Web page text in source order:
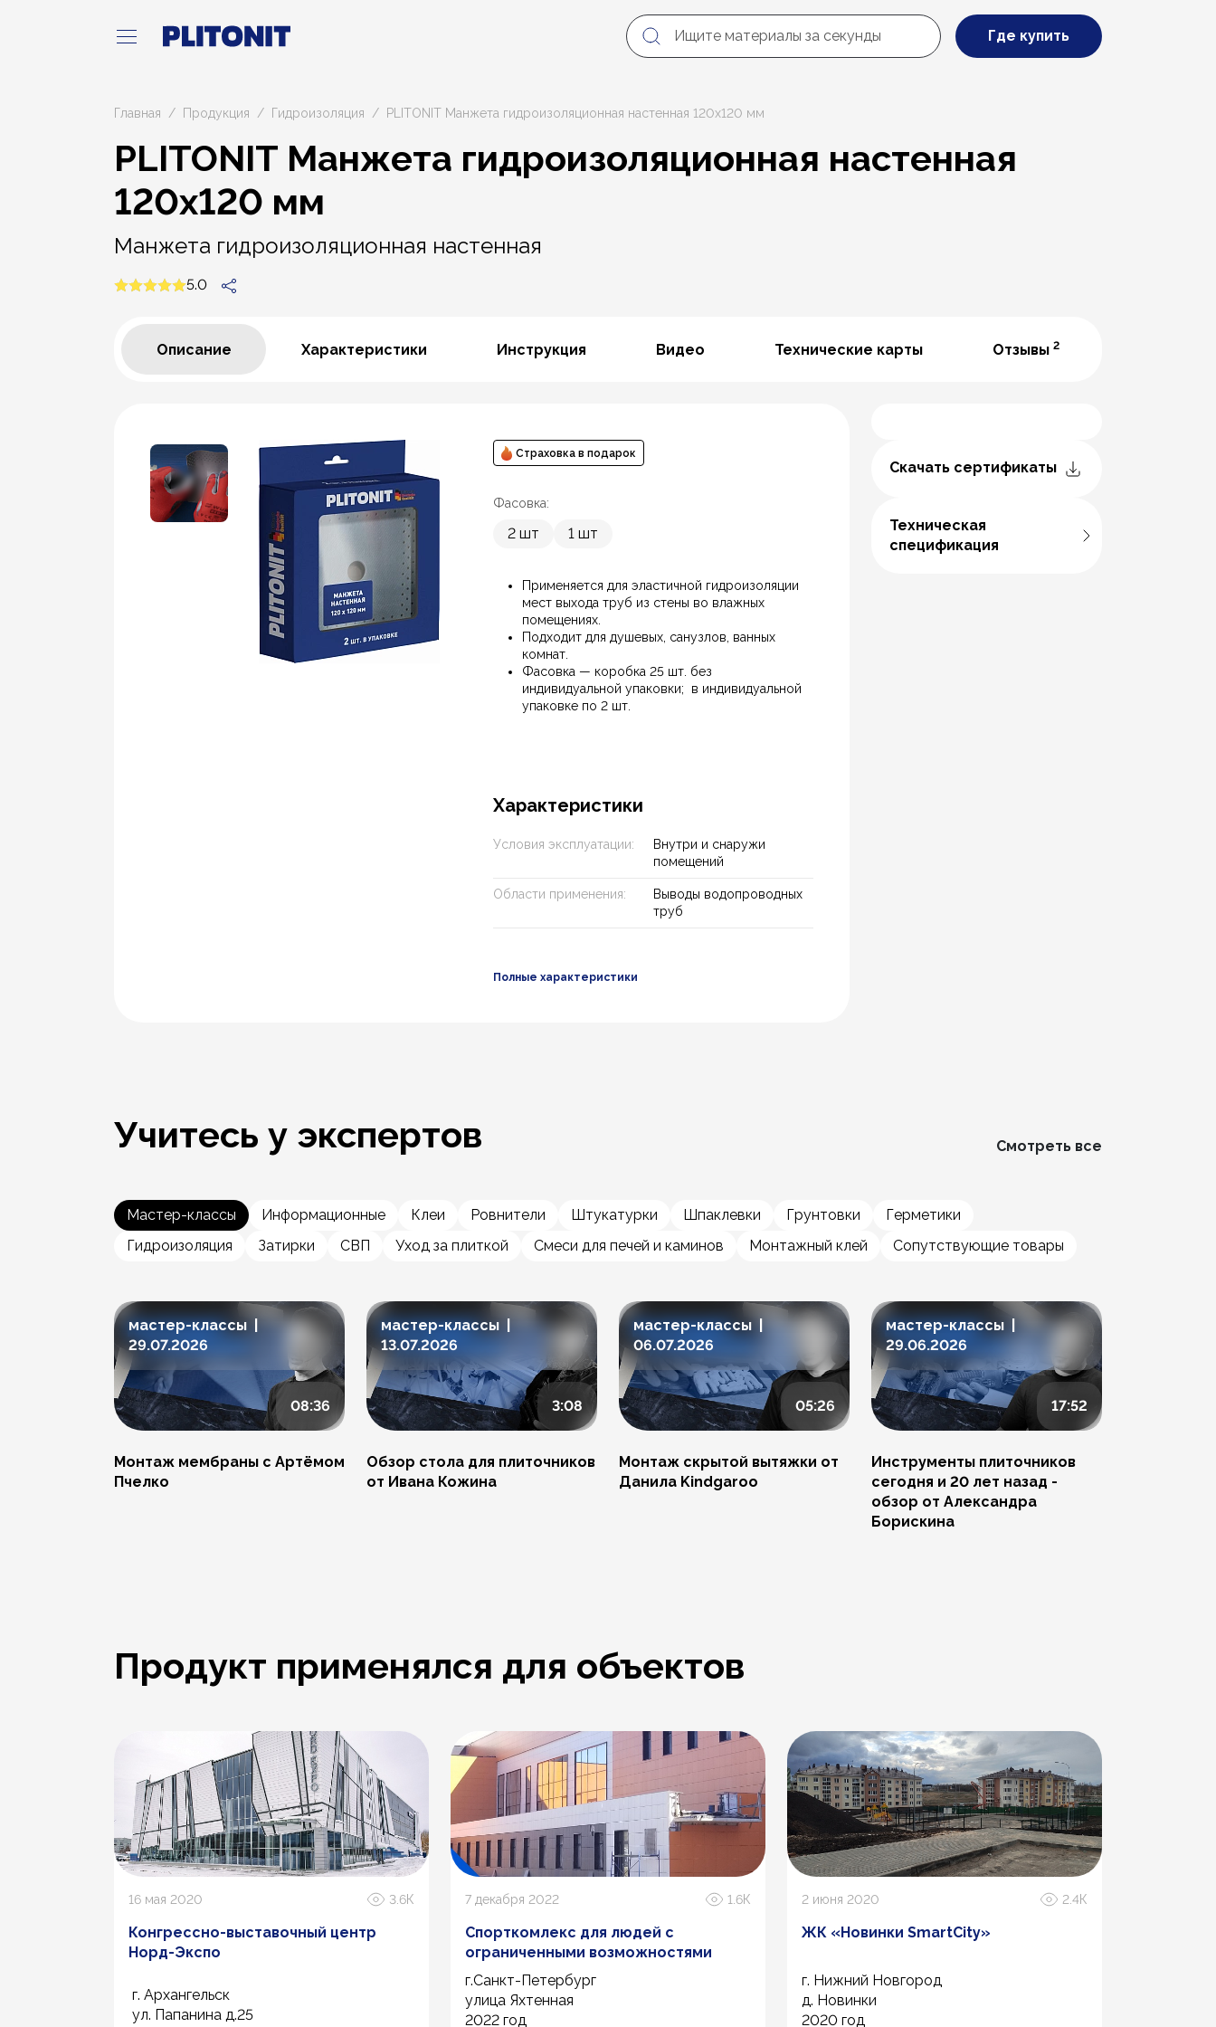
Где купить
Главная Продукция Гидроизоляция PLITONIT Манжета гидроизоляционная настенная 120х120 мм
PLITONIT Манжета гидроизоляционная настенная
120х120 мм
Манжета гидроизоляционная настенная
5.0
Описание Характеристики Инструкция Видео Технические карты Отзывы2
Страховка в подарок
Фасовка:
2 шт 1 шт
Применяется для эластичной гидроизоляции
мест выхода труб из стены во влажных
помещениях.
Подходит для душевых, санузлов, ванных
комнат.
Фасовка — коробка 25 шт. без
индивидуальной упаковки; в индивидуальной
упаковке по 2 шт.
Характеристики
Условия эксплуатации:
Внутри и снаружи
помещений
Области применения:
Выводы водопроводных
труб
Полные характеристики
Скачать сертификаты
Техническая
спецификация
Учитесь у экспертов Смотреть все
Мастер-классы Информационные Клеи Ровнители Штукатурки Шпаклевки Грунтовки
Герметики
Гидроизоляция
Затирки СВП Уход за плиткой Смеси для печей и каминов Монтажный клей Сопутствующие товары
мастер-классы |
29.07.2026
08:36
Монтаж мембраны с Артёмом
Пчелко
мастер-классы |
13.07.2026
3:08
Обзор стола для плиточников
от Ивана Кожина
мастер-классы |
06.07.2026
05:26
Монтаж скрытой вытяжки от
Данила Kindgaroo
мастер-классы |
29.06.2026
17:52
Инструменты плиточников
сегодня и 20 лет назад -
обзор от Александра
Борискина
Продукт применялся для объектов
16 мая 2020 3.6К
Конгрессно-выставочный центр
Норд-Экспо
г. Архангельск
ул. Папанина д.25
7 декабря 2022 1.6К
Спорткомлекс для людей с
ограниченными возможностями
г.Санкт-Петербург
улица Яхтенная
2022 год
2 июня 2020 2.4К
ЖК «Новинки SmartCity»
г. Нижний Новгород
д. Новинки
2020 год